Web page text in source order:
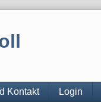
Kontakt Login